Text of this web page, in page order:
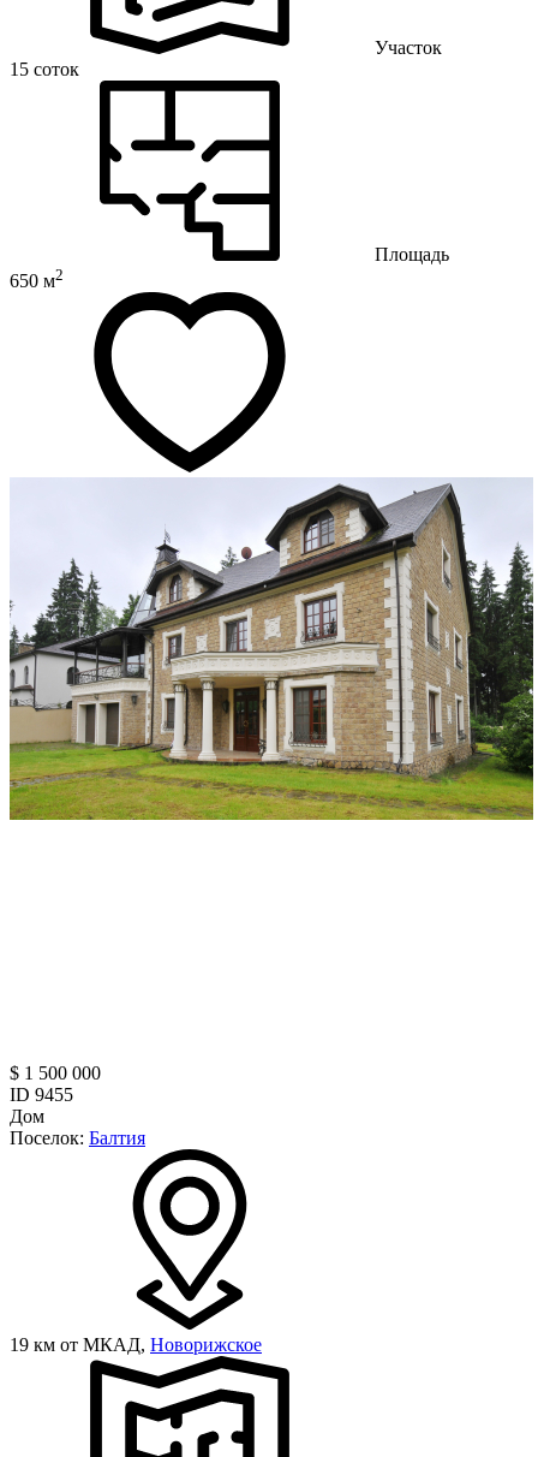
Участок
15 соток
Площадь
650 м2
$ 1 500 000
ID 9455
Дом
Поселок: Балтия
19 км от МКАД, Новорижское